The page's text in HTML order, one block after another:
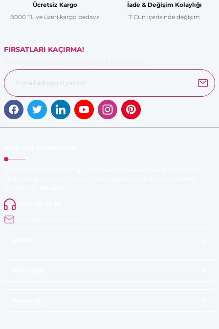
Ürün fiyatı diğer sitelerden daha pahalı.
Ücretsiz Kargo
8000 TL ve üzeri kargo bedava
İade & Değişim Kolaylığı
7 Gün içerisinde değişim
FIRSATLARI KAÇIRMA!